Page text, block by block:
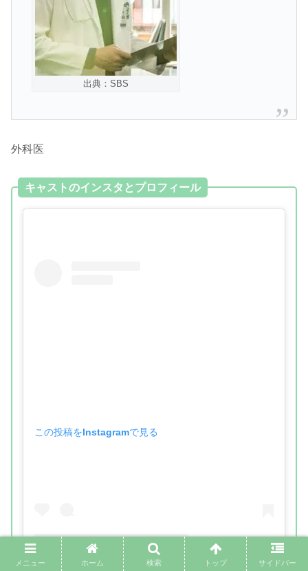
出典：SBS
外科医
キャストのインスタとプロフィール
この投稿をInstagramで見る
メニュー ホーム 検索 トップ サイドバー